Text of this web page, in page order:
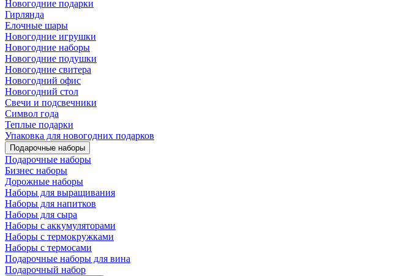
Новогодние подарки
Гирлянда
Елочные шары
Новогодние игрушки
Новогодние наборы
Новогодние подушки
Новогодние свитера
Новогодний офис
Новогодний стол
Свечи и подсвечники
Символ года
Теплые подарки
Упаковка для новогодних подарков
Подарочные наборы
Подарочные наборы
Бизнес наборы
Дорожные наборы
Наборы для выращивания
Наборы для напитков
Наборы для сыра
Наборы с аккумуляторами
Наборы с термокружками
Наборы с термосами
Подарочные наборы для вина
Подарочный набор